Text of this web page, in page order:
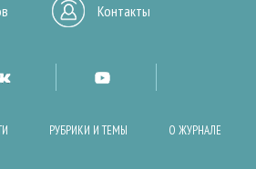
Контакты
РУБРИКИ И ТЕМЫ О ЖУРНАЛЕ